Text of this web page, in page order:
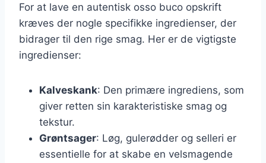
For at lave en autentisk osso buco opskrift
kræves der nogle specifikke ingredienser, der
bidrager til den rige smag. Her er de vigtigste
ingredienser:
Kalveskank: Den primære ingrediens, som
giver retten sin karakteristiske smag og
tekstur.
Grøntsager: Løg, gulerødder og selleri er
essentielle for at skabe en velsmagende